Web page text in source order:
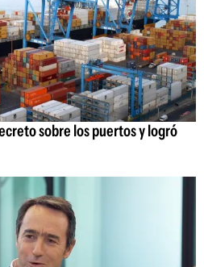
sobre los puertos y logró